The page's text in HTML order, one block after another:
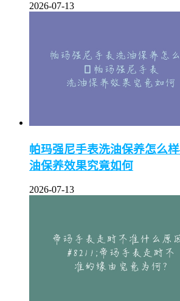
2026-07-13
帕玛强尼手表洗油保养怎么
油保养效果究竟如何
2026-07-13